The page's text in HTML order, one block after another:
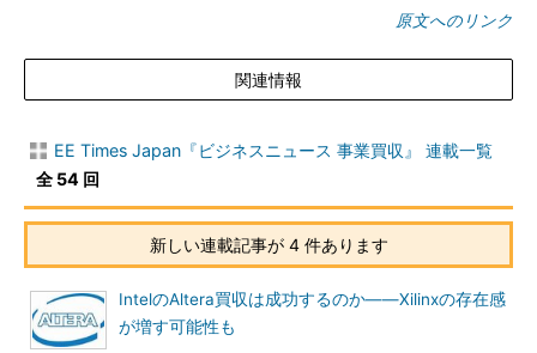
原文へのリンク
関連情報
EE Times Japan『ビジネスニュース 事業買収』 連載一覧
全 54 回
新しい連載記事が 4 件あります
IntelのAltera買収は成功するのか――Xilinxの存在感
が増す可能性も